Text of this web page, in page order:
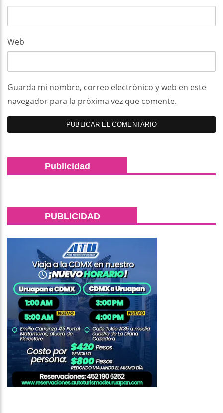
Web
Guarda mi nombre, correo electrónico y web en este
navegador para la próxima vez que comente.
Publicidad
PUBLICIDAD